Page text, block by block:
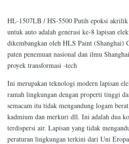
HL-1507LB / HS-5500 Putih epoksi akrilik
untuk auto adalah generasi ke-8 lapisan
dikembangkan oleh HLS Paint (Shanghai)
paten penemuan nasional dan ilmu
proyek transformasi -tech
Ini merupakan teknologi modern lapisan
ramah lingkungan dengan properti tinggi
semacam itu tidak mengandung logam
kadmium dan merkuri dll. Ini adalah dua
terdispersi air. Lapisan yang tidak
peraturan lingkungan terkini dari Uni